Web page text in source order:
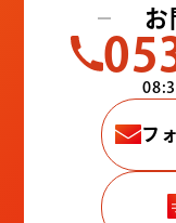
お
フ